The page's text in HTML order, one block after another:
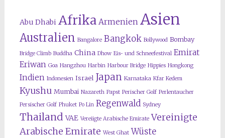
Abu Dhabi Afrika Armenien Asien
Australien Bangalore Bangkok Bollywood Bombay
Bridge Climb Buddha China Dhow Eis- und Schneefestival Emirat
Eriwan Goa Hangzhou Harbin Harbour Bridge Hippies Hongkong
Indien Indonesien Israel Japan Karnataka Kfar Kedem
Kyushu Mumbai Nazareth Papst Perischer Golf Perlentaucher
Persischer Golf Phuket Po Lin Regenwald Sydney
Thailand VAE Vereiigte Arabische Emirate Vereinigte
Arabische Emirate West Ghat Wüste